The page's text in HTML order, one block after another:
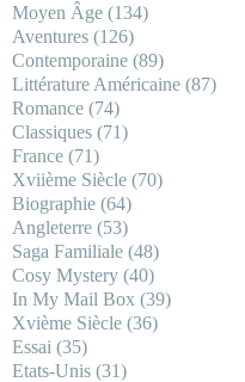
Moyen Âge (134)
Aventures (126)
Contemporaine (89)
Littérature Américaine (87)
Romance (74)
Classiques (71)
France (71)
Xviième Siècle (70)
Biographie (64)
Angleterre (53)
Saga Familiale (48)
Cosy Mystery (40)
In My Mail Box (39)
Xvième Siècle (36)
Essai (35)
Etats-Unis (31)